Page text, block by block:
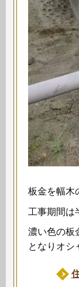
板金を幅木
工事期間は
濃い色の板
となりオシ